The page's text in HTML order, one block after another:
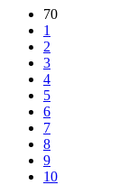
70
1
2
3
4
5
6
7
8
9
10